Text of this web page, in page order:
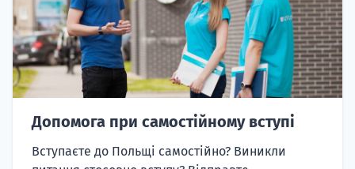
Допомога при самостійному вступі
Вступаєте до Польщі самостійно? Виникли